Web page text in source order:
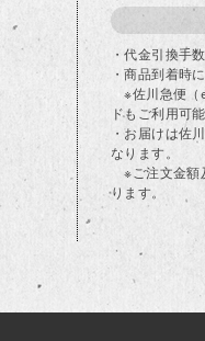
・代金引換手
・商品到着時
※佐川急便（
ドもご利用可能
・お届けは佐
なります。
※ご注文金額
ります。